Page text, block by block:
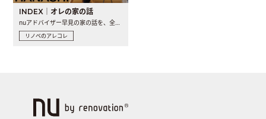
INDEX｜オレの家の話
nuアドバイザー早見の家の話を、全4話でお届け。リノベーションを..
リノベのアレコレ